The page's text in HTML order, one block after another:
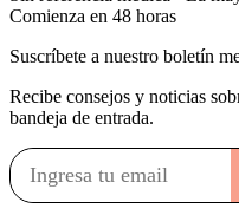
Comienza en 48 horas
Suscríbete a nuestro boletín
Recibe consejos y noticias
bandeja de entrada.